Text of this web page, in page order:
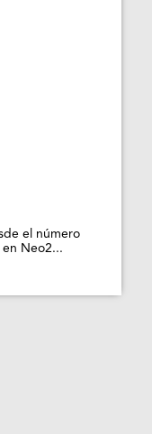
el número
Neo2...